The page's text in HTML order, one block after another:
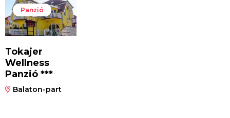
Panzió
Tokajer
Wellness
Panzió ***
Balaton-part